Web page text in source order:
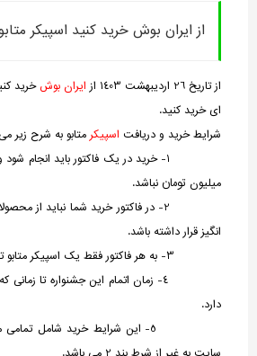
از ایران بوش خرید کنید اسپیکر
از تاریخ 26 اردیبهشت 1403 از ایران بوش خرید
ای خرید کنید.
شرایط خرید و دریافت اسپیکر متابو به شرح زیر
میلیون تومان نباشد.
2- در فاکتور خرید شما نباید از
انگیز قرار داشته باشد.
4- زمان اتمام این جشنواره تا
دارد.
5- این شرایط خرید شامل